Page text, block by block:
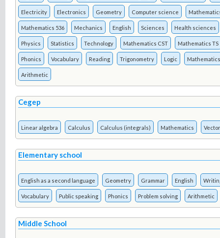
Electricity Electronics Geometry Computer science
Mathematics 536 Mechanics English Sciences Health sciences
Physics Statistics Technology Mathematics CST Mathematics TS
Phonics Vocabulary Reading Trigonometry Logic Mathematics
Arithmetic
Cegep
Linear algebra Calculus Calculus (integrals) Mathematics
Elementary school
English as a second language Geometry Grammar English
Vocabulary Public speaking Phonics Problem solving Arithmetic
Middle School